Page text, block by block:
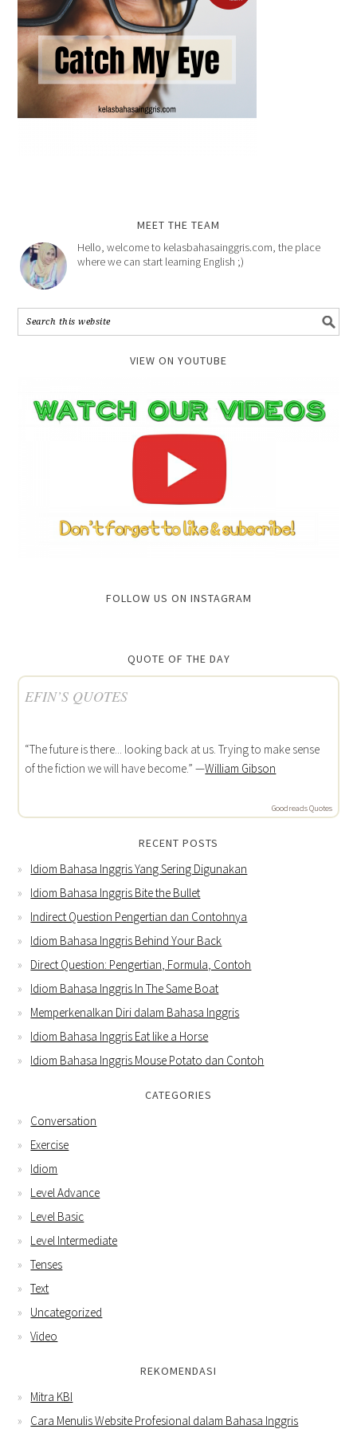
MEET THE TEAM
Hello, welcome to kelasbahasainggris.com, the place
where we can start learning English ;)
VIEW ON YOUTUBE
FOLLOW US ON INSTAGRAM
QUOTE OF THE DAY
EFIN’S QUOTES
“The future is there... looking back at us. Trying to make sense
of the fiction we will have become.” —William Gibson
Goodreads Quotes
RECENT POSTS
Idiom Bahasa Inggris Yang Sering Digunakan
Idiom Bahasa Inggris Bite the Bullet
Indirect Question Pengertian dan Contohnya
Idiom Bahasa Inggris Behind Your Back
Direct Question: Pengertian, Formula, Contoh
Idiom Bahasa Inggris In The Same Boat
Memperkenalkan Diri dalam Bahasa Inggris
Idiom Bahasa Inggris Eat like a Horse
Idiom Bahasa Inggris Mouse Potato dan Contoh
CATEGORIES
Conversation
Exercise
Idiom
Level Advance
Level Basic
Level Intermediate
Tenses
Text
Uncategorized
Video
REKOMENDASI
Mitra KBI
Cara Menulis Website Profesional dalam Bahasa Inggris